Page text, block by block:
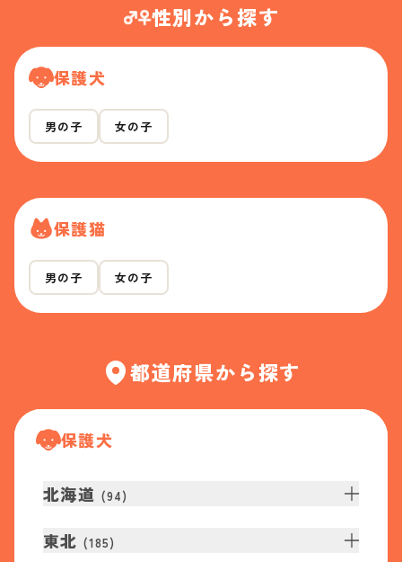
性別から探す
保護犬
男の子 女の子
保護猫
男の子 女の子
都道府県から探す
保護犬
北海道 (94)
東北 (185)